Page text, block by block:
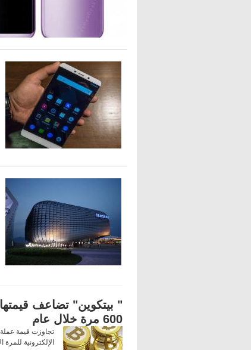
" بيتكوين" تضاعف
600 مرة خلال عام
تجاوزت قيمة